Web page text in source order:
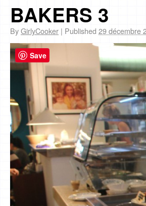
BAKERS 3
ByGirlyCooker | Published 29 décembre
Save